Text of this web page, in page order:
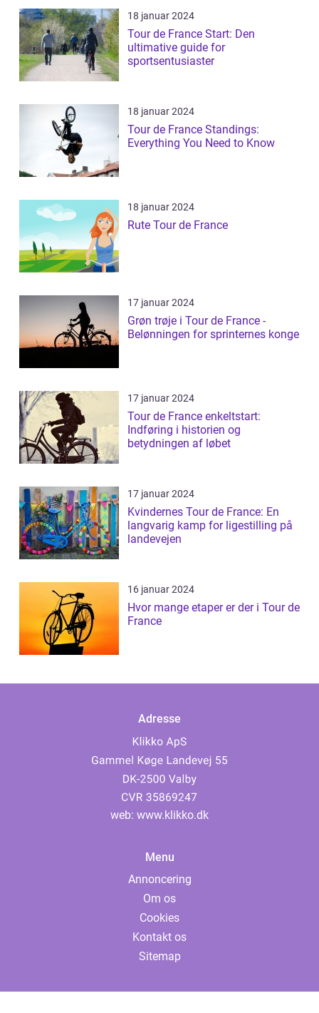
18 januar 2024
Tour de France Start: Den
ultimative guide for
sportsentusiaster
18 januar 2024
Tour de France Standings:
Everything You Need to Know
18 januar 2024
Rute Tour de France
17 januar 2024
Grøn trøje i Tour de France -
Belønningen for sprinternes konge
17 januar 2024
Tour de France enkeltstart:
Indføring i historien og
betydningen af løbet
17 januar 2024
Kvindernes Tour de France: En
langvarig kamp for ligestilling på
landevejen
16 januar 2024
Hvor mange etaper er der i Tour de
France
Adresse
web: www.klikko.dk
Menu
Annoncering
Om os
Cookies
Kontakt os
Sitemap